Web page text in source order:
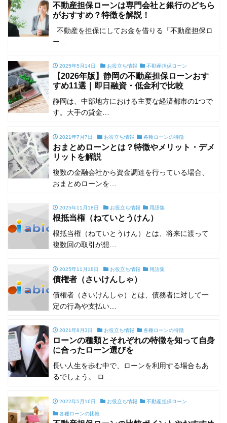
不動産担保ローンは専門会社と銀行のどちら
がおすすめ？特徴を解説！
不動産を担保にしてお金を借りる「不動産担保ロ
ー…
2025年5月14日 お役立ち情報 不動産担保ローン
【2026年版】静岡の不動産担保ローンおす
すめ11選｜即日融資・低金利で比較
静岡は、中部地方における主要な経済都市の1つで
す。大手の貸金…
2021年7月7日 お役立ち情報 各種ローンの特徴
おまとめローンとは？特徴やメリット・デメ
リットを解説
複数の金融会社から資金調達を行っている場合、
おまとめローンを…
2025年11月18日 お役立ち情報 用語集
根抵当権（ねていとうけん）
根抵当権（ねていとうけん）とは、将来に渡って
複数回の取引が想…
2025年11月18日 お役立ち情報 用語集
債権者（さいけんしゃ）
債権者（さいけんしゃ）とは、債務者に対して一
定の行為や支払い…
2021年8月3日 お役立ち情報 各種ローンの特徴
ローンの種類とそれぞれの特徴を知って自身
に合ったローン選びを
長い人生を歩む中で、ローンを利用する場合もあ
るでしょう。 ロ…
2022年5月16日 お役立ち情報 不動産担保ローン
各種ローンの比較